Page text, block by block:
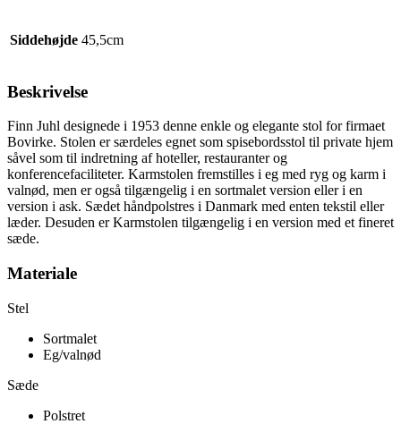
Siddehøjde 45,5cm
Beskrivelse
Finn Juhl designede i 1953 denne enkle og elegante stol for firmaet
Bovirke. Stolen er særdeles egnet som spisebordsstol til private hjem
såvel som til indretning af hoteller, restauranter og
konferencefaciliteter. Karmstolen fremstilles i eg med ryg og karm i
valnød, men er også tilgængelig i en sortmalet version eller i en
version i ask. Sædet håndpolstres i Danmark med enten tekstil eller
læder. Desuden er Karmstolen tilgængelig i en version med et fineret
sæde.
Materiale
Stel
Sortmalet
Eg/valnød
Sæde
Polstret